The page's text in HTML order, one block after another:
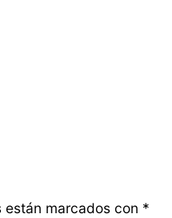
marcados con *